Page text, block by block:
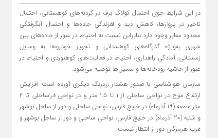
در این شرایط جوی احتمال کولاک برف در گردنه‌های کوهستانی، احتمال
تاخیر در پروازها، کاهش دید و لغزندگی جاده‌ها و احتمال آبگرفتگی
محدود معابر وجود دارد بنابراین نسبت به احتیاط در عبور از جاده‌های بین
شهری به‌ویژه گذرگاه‌های کوهستانی و تجهیز خودروها به وسایل
زمستانی، آمادگی راهداری، احتیاط در فعالیت‌های کوهنوردی و احتیاط در
عبور از حاشیه رودخانه‌ها و مسیل‌ها توصیه می‌شود.
سازمان هواشناسی با صدور هشدار زردرنگ دیگری آورده است: افزایش
ارتفاع موج در نواحی ساحلی از ۱ تا ۱.۵ متر و در نواحی فراساحلی تا ۲
متر جمعه (۱۹ آذرماه) در خلیج فارس، نواحی ساحلی و دور از ساحل بوشهر
و شنبه (۲۰ آذرماه) در خلیج فارس، نواحی ساحلی و دور از ساحل بوشهر و
غرب هرمزگان دور از انتظار نیست.